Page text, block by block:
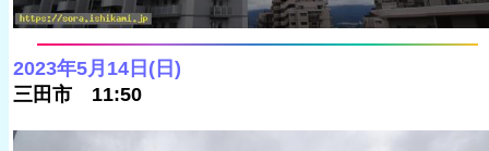
2023年5月14日(日)
三田市 11:50